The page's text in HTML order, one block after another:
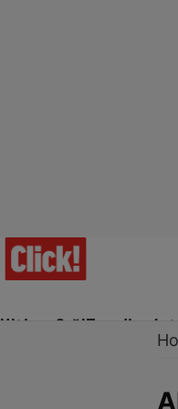
Ultima Oră!Trending